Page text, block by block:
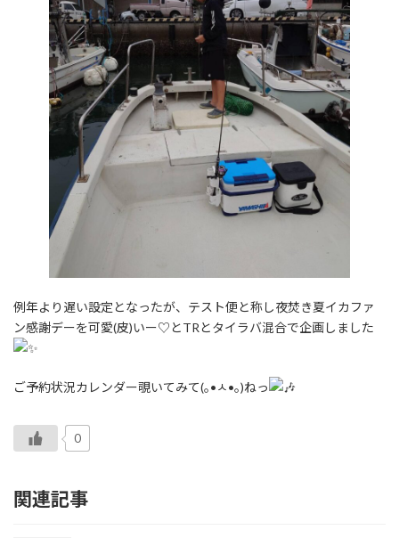
例年より遅い設定となったが、テスト便と称し夜焚き夏イカファ
ン感謝デーを可愛(皮)いー♡とTRとタイラバ混合で企画しました
ご予約状況カレンダー覗いてみて(｡•ㅅ•｡)ねっ
0
関連記事